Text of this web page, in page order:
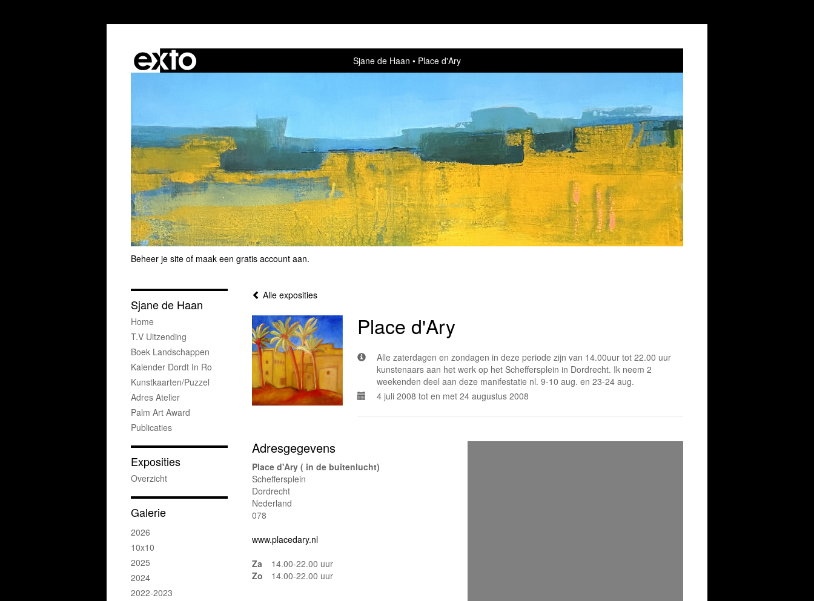
Sjane de Haan Place d'Ary
Beheer je site of maak een gratis account aan.
Alle exposities
Place d'Ary
Alle zaterdagen en zondagen in deze periode zijn van 14.00uur tot 22.00 uur
kunstenaars aan het werk op het Scheffersplein in Dordrecht. Ik neem 2
weekenden deel aan deze manifestatie nl. 9-10 aug. en 23-24 aug.
4 juli 2008 tot en met 24 augustus 2008
Adresgegevens
Place d'Ary ( in de buitenlucht)
Scheffersplein
Dordrecht
Nederland
078
www.placedary.nl
Za
14.00-22.00 uur
Zo
14.00-22.00 uur
Sjane de Haan
Home
T.v Uitzending
Boek Landschappen
Kalender Dordt In Ro
Kunstkaarten/puzzel
Adres Atelier
Palm Art Award
Publicaties
Exposities
Overzicht
Galerie
2026
10x10
2025
2024
2022-2023